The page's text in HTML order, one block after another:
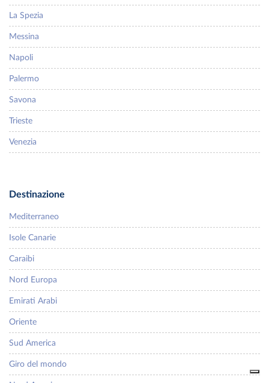
La Spezia
Messina
Napoli
Palermo
Savona
Trieste
Venezia
Destinazione
Mediterraneo
Isole Canarie
Caraibi
Nord Europa
Emirati Arabi
Oriente
Sud America
Giro del mondo